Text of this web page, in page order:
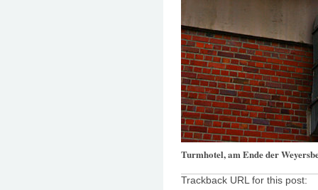
Turmhotel, am Ende der
Trackback URL for this post: